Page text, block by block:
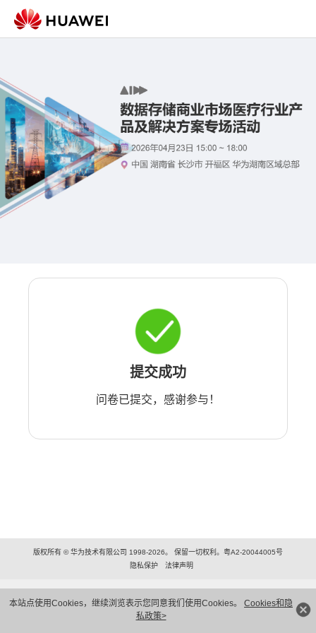
本站点使用Cookies，继续浏览表示您同意我们使用Cookies。 Cookies和隐
私政策>
提交成功
问卷已提交，感谢参与！
版权所有 © 华为技术有限公司 1998-2026。 保留一切权利。粤A2-20044005号
隐私保护
法律声明